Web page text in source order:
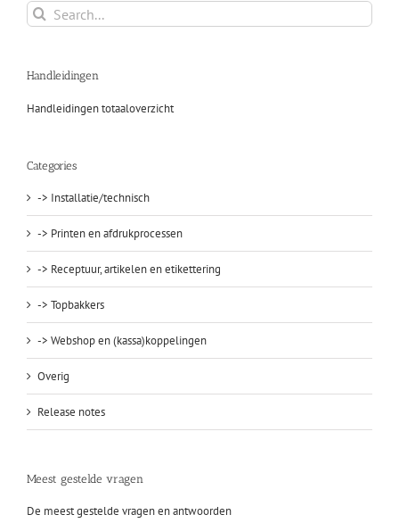
Search
for:
Handleidingen
Handleidingen totaaloverzicht
Categories
-> Installatie/technisch
-> Printen en afdrukprocessen
-> Receptuur, artikelen en etikettering
-> Topbakkers
-> Webshop en (kassa)koppelingen
Overig
Release notes
Meest gestelde vragen
De meest gestelde vragen en antwoorden